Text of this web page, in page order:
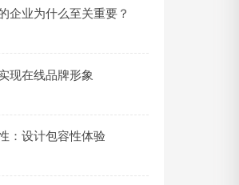
企业为什么至关重要？
现在线品牌形象
：设计包容性体验